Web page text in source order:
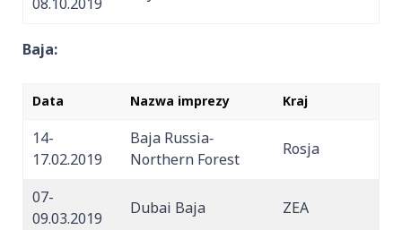
Baja:
Data Nazwa imprezy Kraj
14-
17.02.2019
Baja Russia‐
Northern Forest
Rosja
07-
09.03.2019
Dubai Baja ZEA